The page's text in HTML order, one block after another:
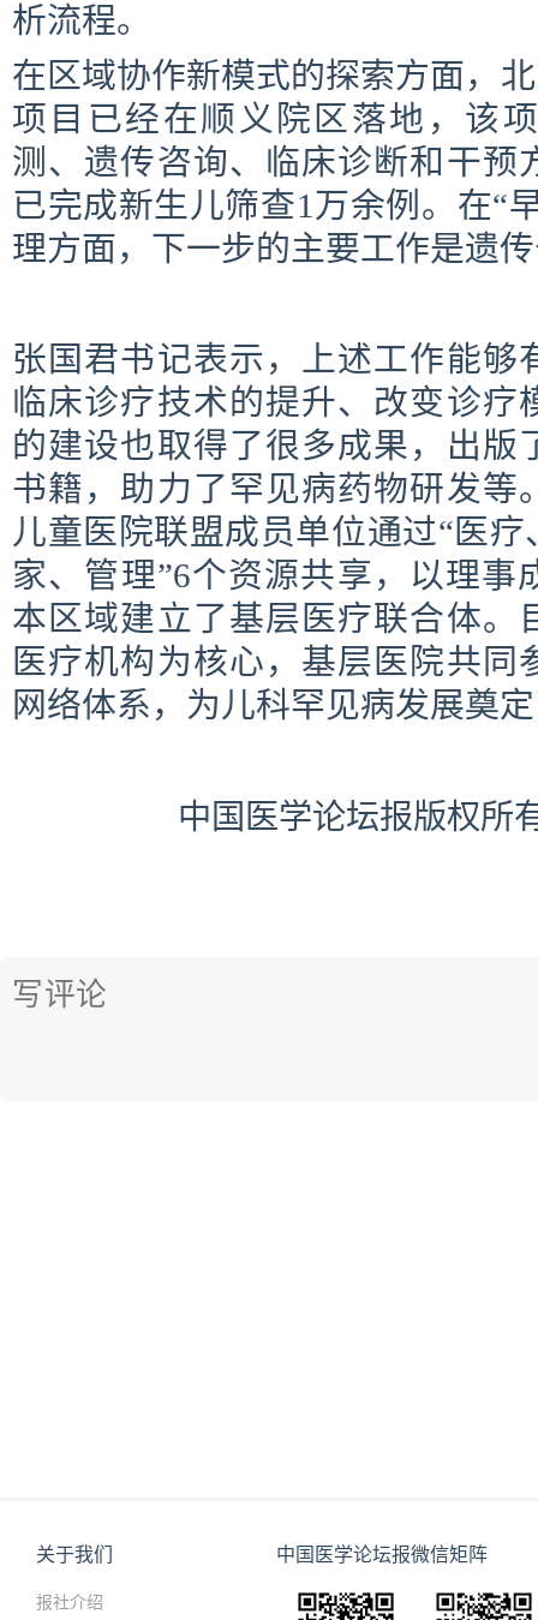
析流程。
在区域协作新模式的探索方面，
项目已经在顺义院区落地，该
测、遗传咨询、临床诊断和干预
已完成新生儿筛查1万余例。在“
理方面，下一步的主要工作是遗
张国君书记表示，上述工作能够
临床诊疗技术的提升、改变诊疗
的建设也取得了很多成果，出版
书籍，助力了罕见病药物研发等
儿童医院联盟成员单位通过“医
家、管理”6个资源共享，以理事
本区域建立了基层医疗联合体。
医疗机构为核心，基层医院共同
网络体系，为儿科罕见病发展奠
中国医学论坛报版权所
关于我们
报社介绍
中国医学论坛报微信矩阵